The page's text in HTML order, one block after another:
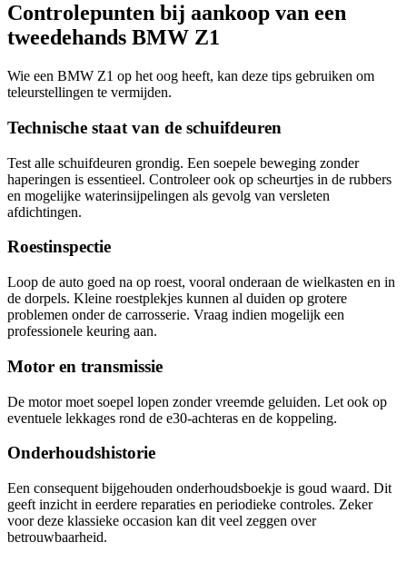
Controlepunten bij aankoop van een
tweedehands BMW Z1
Wie een BMW Z1 op het oog heeft, kan deze tips gebruiken om
teleurstellingen te vermijden.
Technische staat van de schuifdeuren
Test alle schuifdeuren grondig. Een soepele beweging zonder
haperingen is essentieel. Controleer ook op scheurtjes in de rubbers
en mogelijke waterinsijpelingen als gevolg van versleten
afdichtingen.
Roestinspectie
Loop de auto goed na op roest, vooral onderaan de wielkasten en in
de dorpels. Kleine roestplekjes kunnen al duiden op grotere
problemen onder de carrosserie. Vraag indien mogelijk een
professionele keuring aan.
Motor en transmissie
De motor moet soepel lopen zonder vreemde geluiden. Let ook op
eventuele lekkages rond de e30-achteras en de koppeling.
Onderhoudshistorie
Een consequent bijgehouden onderhoudsboekje is goud waard. Dit
geeft inzicht in eerdere reparaties en periodieke controles. Zeker
voor deze klassieke occasion kan dit veel zeggen over
betrouwbaarheid.